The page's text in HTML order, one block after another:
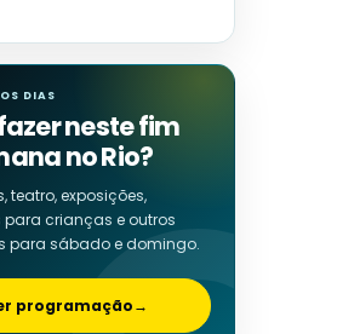
DIAS
neste fim
no Rio?
teatro, exposições,
crianças e outros
para sábado e domingo.
programação→